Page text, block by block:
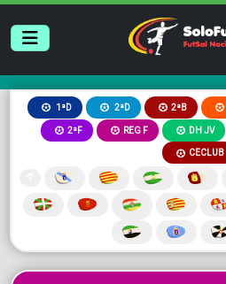
1ªD 2ªD 2ªB
2ªF REG F DH JV
CECLUB